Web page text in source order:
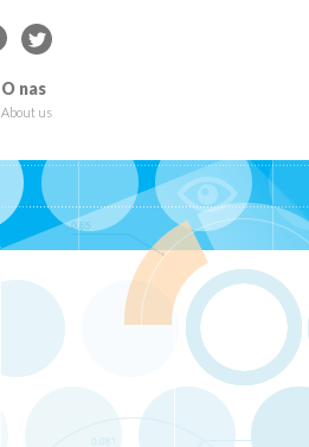
O nas
About us